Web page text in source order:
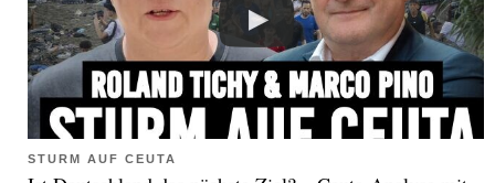
STURM AUF CEUTA